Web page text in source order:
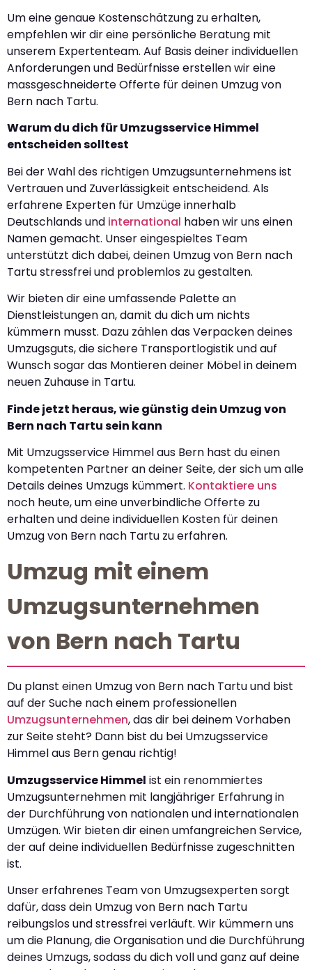
Um eine genaue Kostenschätzung zu erhalten,
empfehlen wir dir eine persönliche Beratung mit
unserem Expertenteam. Auf Basis deiner individuellen
Anforderungen und Bedürfnisse erstellen wir eine
massgeschneiderte Offerte für deinen Umzug von
Bern nach Tartu.
Warum du dich für Umzugsservice Himmel
entscheiden solltest
Bei der Wahl des richtigen Umzugsunternehmens ist
Vertrauen und Zuverlässigkeit entscheidend. Als
erfahrene Experten für Umzüge innerhalb
Deutschlands und international haben wir uns einen
Namen gemacht. Unser eingespieltes Team
unterstützt dich dabei, deinen Umzug von Bern nach
Tartu stressfrei und problemlos zu gestalten.
Wir bieten dir eine umfassende Palette an
Dienstleistungen an, damit du dich um nichts
kümmern musst. Dazu zählen das Verpacken deines
Umzugsguts, die sichere Transportlogistik und auf
Wunsch sogar das Montieren deiner Möbel in deinem
neuen Zuhause in Tartu.
Finde jetzt heraus, wie günstig dein Umzug von
Bern nach Tartu sein kann
Mit Umzugsservice Himmel aus Bern hast du einen
kompetenten Partner an deiner Seite, der sich um alle
Details deines Umzugs kümmert. Kontaktiere uns
noch heute, um eine unverbindliche Offerte zu
erhalten und deine individuellen Kosten für deinen
Umzug von Bern nach Tartu zu erfahren.
Umzug mit einem
Umzugsunternehmen
von Bern nach Tartu
Du planst einen Umzug von Bern nach Tartu und bist
auf der Suche nach einem professionellen
Umzugsunternehmen, das dir bei deinem Vorhaben
zur Seite steht? Dann bist du bei Umzugsservice
Himmel aus Bern genau richtig!
Umzugsservice Himmel ist ein renommiertes
Umzugsunternehmen mit langjähriger Erfahrung in
der Durchführung von nationalen und internationalen
Umzügen. Wir bieten dir einen umfangreichen Service,
der auf deine individuellen Bedürfnisse zugeschnitten
ist.
Unser erfahrenes Team von Umzugsexperten sorgt
dafür, dass dein Umzug von Bern nach Tartu
reibungslos und stressfrei verläuft. Wir kümmern uns
um die Planung, die Organisation und die Durchführung
deines Umzugs, sodass du dich voll und ganz auf deine